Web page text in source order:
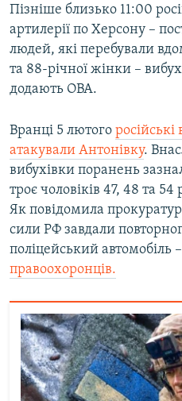
Пізніше близько 11:00
артилерії по Херсону –
людей, які перебували
та 88-річної жінки –
додають ОВА.
Вранці 5 лютого
атакували Антонівку.
вибухівки поранень
троє чоловіків 47, 48 та
Як повідомила
сили РФ завдали
поліцейський автомобіль –
правоохоронців.